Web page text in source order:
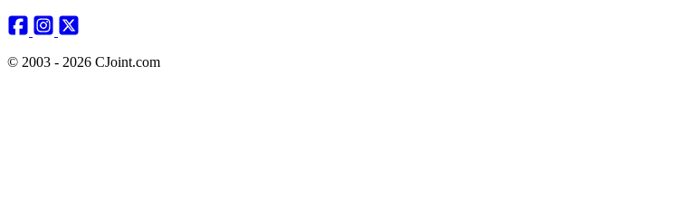
© 2003 - 2026 CJoint.com